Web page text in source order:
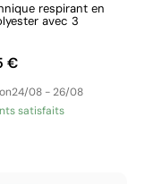
respirant en
avec 3
€
24/08 - 26/08
satisfaits